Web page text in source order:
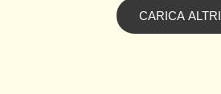
CARICA ALTRI